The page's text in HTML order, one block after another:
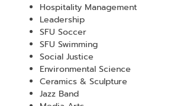
Hospitality Management
Leadership
SFU Soccer
SFU Swimming
Social Justice
Environmental Science
Ceramics & Sculpture
Jazz Band